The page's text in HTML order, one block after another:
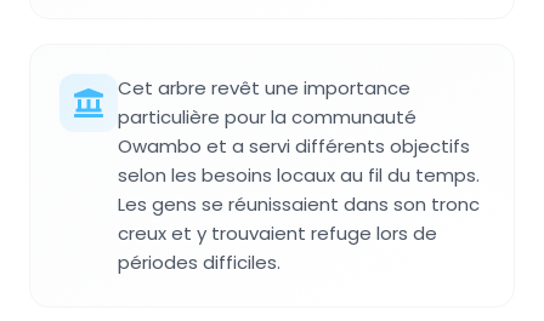
Cet arbre revêt une importance
particulière pour la communauté
Owambo et a servi différents objectifs
selon les besoins locaux au fil du temps.
Les gens se réunissaient dans son tronc
creux et y trouvaient refuge lors de
périodes difficiles.